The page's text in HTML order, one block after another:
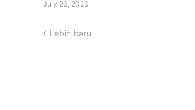
July 26, 2026
Lebih baru